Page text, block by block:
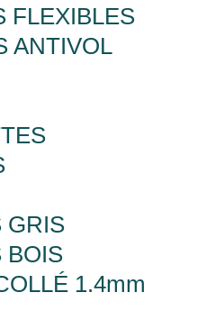
FLEXIBLES
ANTIVOL
GRIS
BOIS
1.4mm